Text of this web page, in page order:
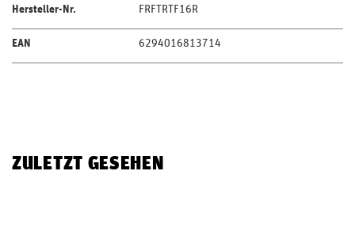
Hersteller-Nr. FRFTRTF16R
EAN 6294016813714
ZULETZT GESEHEN